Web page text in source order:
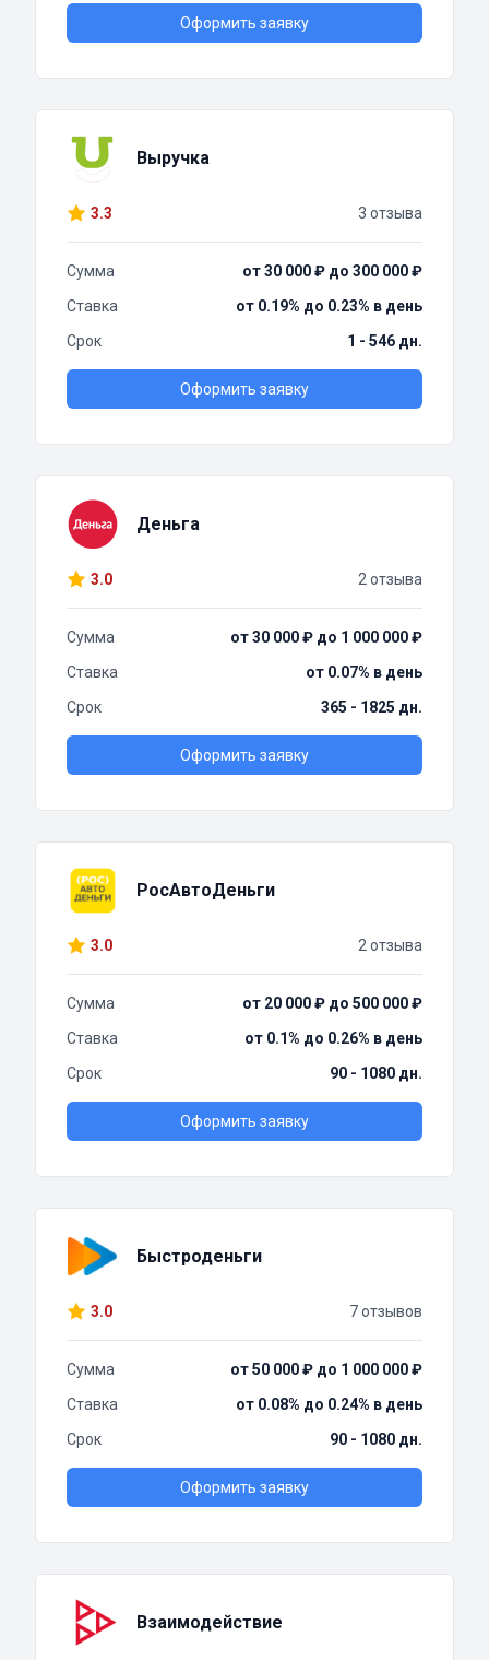
Оформить заявку
Выручка
3.3 3 отзыва
Сумма
от 30 000 ₽ до 300 000 ₽
Ставка
от 0.19% до 0.23% в день
Срок
1 - 546 дн.
Оформить заявку
Деньга
3.0 2 отзыва
Сумма
от 30 000 ₽ до 1 000 000 ₽
Ставка
от 0.07% в день
Срок
365 - 1825 дн.
Оформить заявку
РосАвтоДеньги
3.0 2 отзыва
Сумма
от 20 000 ₽ до 500 000 ₽
Ставка
от 0.1% до 0.26% в день
Срок
90 - 1080 дн.
Оформить заявку
Быстроденьги
3.0 7 отзывов
Сумма
от 50 000 ₽ до 1 000 000 ₽
Ставка
от 0.08% до 0.24% в день
Срок
90 - 1080 дн.
Оформить заявку
Взаимодействие